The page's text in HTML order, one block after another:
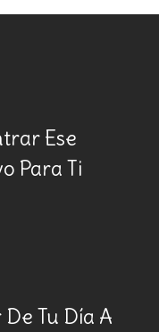
Ese
Para Ti
Tu Día A